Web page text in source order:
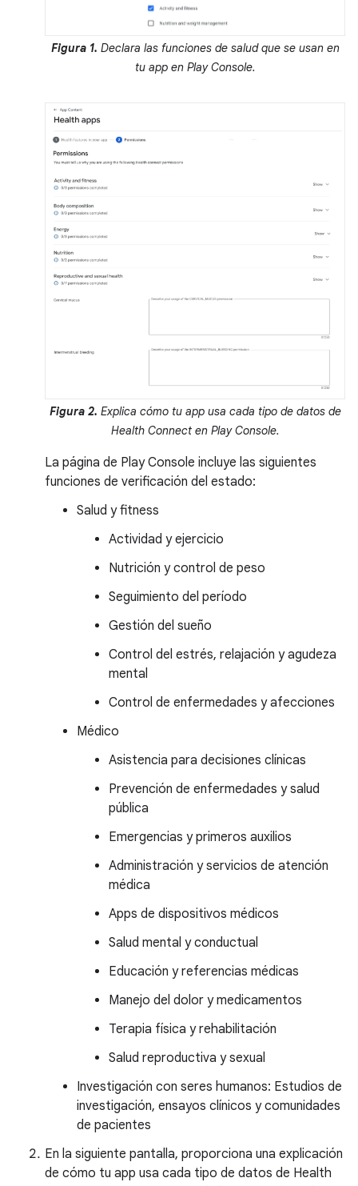
Figura 1. Declara las funciones de salud que se usan en
tu app en Play Console.
Figura 2. Explica cómo tu app usa cada tipo de datos de
Health Connect en Play Console.
La página de Play Console incluye las siguientes
funciones de verificación del estado:
Salud y fitness
Actividad y ejercicio
Nutrición y control de peso
Seguimiento del período
Gestión del sueño
Control del estrés, relajación y agudeza
mental
Control de enfermedades y afecciones
Médico
Asistencia para decisiones clínicas
Prevención de enfermedades y salud
pública
Emergencias y primeros auxilios
Administración y servicios de atención
médica
Apps de dispositivos médicos
Salud mental y conductual
Educación y referencias médicas
Manejo del dolor y medicamentos
Terapia física y rehabilitación
Salud reproductiva y sexual
Investigación con seres humanos: Estudios de
investigación, ensayos clínicos y comunidades
de pacientes
En la siguiente pantalla, proporciona una explicación
de cómo tu app usa cada tipo de datos de Health